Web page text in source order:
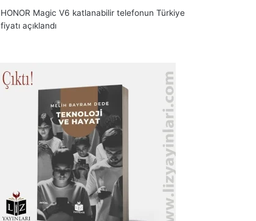
HONOR Magic V6 katlanabilir telefonun Türkiye
fiyatı açıklandı